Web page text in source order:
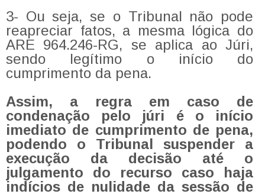
3- Ou seja, se o Tribunal não pode
reapreciar fatos, a mesma lógica do
ARE 964.246-RG, se aplica ao Júri,
sendo legítimo o início do
cumprimento da pena.
Assim, a regra em caso de
condenação pelo júri é o início
imediato de cumprimento de pena,
podendo o Tribunal suspender a
execução da decisão até o
julgamento do recurso caso haja
indícios de nulidade da sessão de